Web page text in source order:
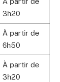
3h20
À partir de
6h50
À partir de
3h20